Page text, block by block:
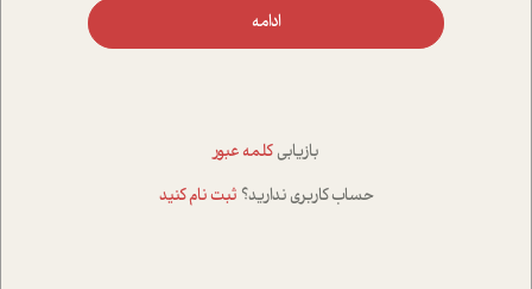
ادامه
بازیابی کلمه عبور
حساب کاربری ندارید؟ ثبت نام کنید